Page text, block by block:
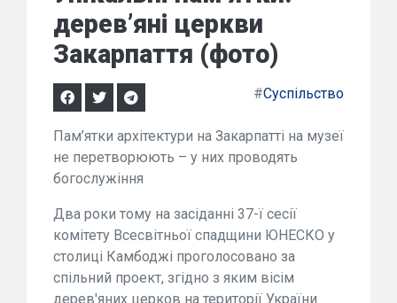
дерев’яні церкви
Закарпаття (фото)
#Суспільство
Пам’ятки архітектури на Закарпатті на музеї
не перетворюють – у них проводять
богослужіння
Два роки тому на засіданні 37-ї сесії
комітету Всесвітньої спадщини ЮНЕСКО у
столиці Камбоджі проголосовано за
спільний проект, згідно з яким вісім
дерев'яних церков на території України